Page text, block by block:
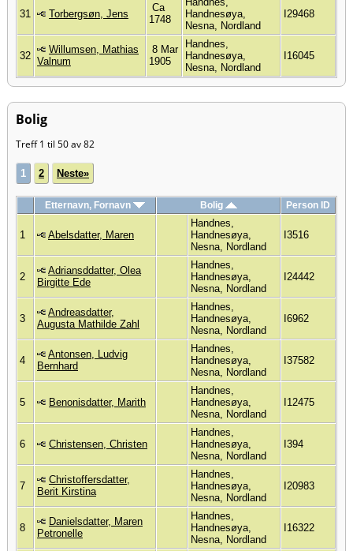
31 Torbergsøn, Jens
Ca
1748
Handnesøya,
Nesna, Nordland
I29468
32
Willumsen, Mathias
Valnum
8 Mar
1905
Handnes,
Handnesøya,
Nesna, Nordland
I16045
Bolig
Treff 1 til 50 av 82
1 2 Neste»
Etternavn, Fornavn Bolig Person ID
1 Abelsdatter, Maren
Handnes,
Handnesøya,
Nesna, Nordland
I3516
2
Adriansddatter, Olea
Birgitte Ede
Handnes,
Handnesøya,
Nesna, Nordland
I24442
3
Andreasdatter,
Augusta Mathilde Zahl
Handnes,
Handnesøya,
Nesna, Nordland
I6962
4
Antonsen, Ludvig
Bernhard
Handnes,
Handnesøya,
Nesna, Nordland
I37582
5 Benonisdatter, Marith
Handnes,
Handnesøya,
Nesna, Nordland
I12475
6 Christensen, Christen
Handnes,
Handnesøya,
Nesna, Nordland
I394
7
Christoffersdatter,
Berit Kirstina
Handnes,
Handnesøya,
Nesna, Nordland
I20983
8
Danielsdatter, Maren
Petronelle
Handnes,
Handnesøya,
Nesna, Nordland
I16322